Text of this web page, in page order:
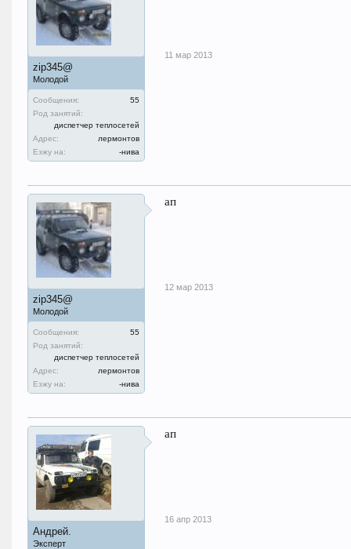
zip345@
Молодой
Сообщения:
55
Род занятий:
диспетчер теплосетей
Адрес:
лермонтов
Езжу на:
-нива
11 мар 2013
zip345@
Молодой
Сообщения:
55
Род занятий:
диспетчер теплосетей
Адрес:
лермонтов
Езжу на:
-нива
ап
12 мар 2013
Андрей.
Эксперт
ап
16 апр 2013